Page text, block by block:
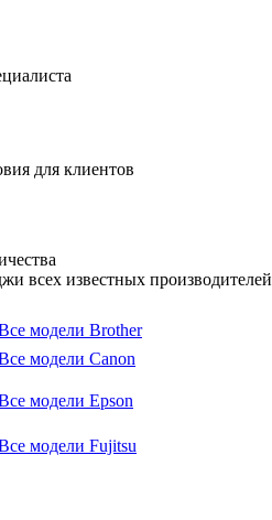
для клиентов
всех известных производителей
модели Brother
модели Canon
модели Epson
модели Fujitsu